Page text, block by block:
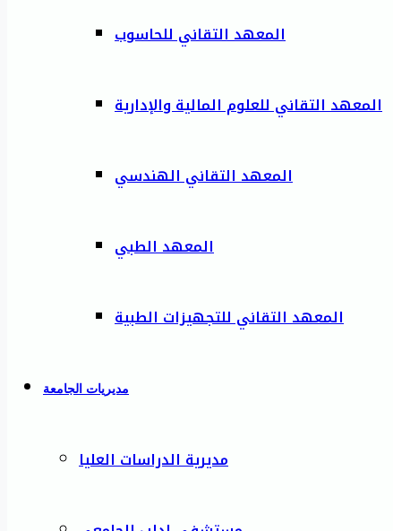
المعهد التقاني للحاسوب
المعهد التقاني للعلوم المالية والإدارية
المعهد التقاني الهندسي
المعهد الطبي
المعهد التقاني للتجهيزات الطبية
مديريات الجامعة
مديرية الدراسات العليا